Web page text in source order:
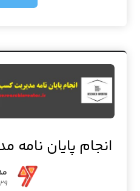
انجام پایان
۲۹ آبان